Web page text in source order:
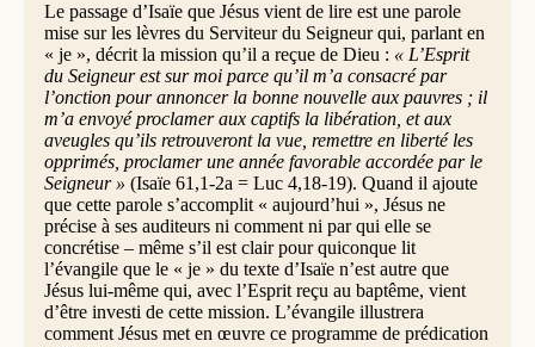
Le passage d’Isaïe que Jésus vient de lire est une parole
mise sur les lèvres du Serviteur du Seigneur qui, parlant en
« je », décrit la mission qu’il a reçue de Dieu : « L’Esprit
du Seigneur est sur moi parce qu’il m’a consacré par
l’onction pour annoncer la bonne nouvelle aux pauvres ; il
m’a envoyé proclamer aux captifs la libération, et aux
aveugles qu’ils retrouveront la vue, remettre en liberté les
opprimés, proclamer une année favorable accordée par le
Seigneur » (Isaïe 61,1-2a = Luc 4,18-19). Quand il ajoute
que cette parole s’accomplit « aujourd’hui », Jésus ne
précise à ses auditeurs ni comment ni par qui elle se
concrétise – même s’il est clair pour quiconque lit
l’évangile que le « je » du texte d’Isaïe n’est autre que
Jésus lui-même qui, avec l’Esprit reçu au baptême, vient
d’être investi de cette mission. L’évangile illustrera
comment Jésus met en œuvre ce programme de prédication